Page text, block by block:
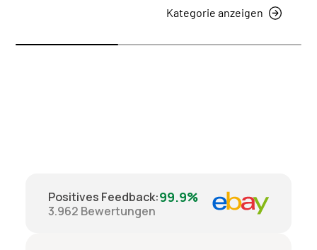
Kategorie anzeigen
Positives Feedback:99.9%
3.962 Bewertungen